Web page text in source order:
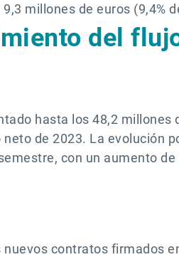
millones de euros (9,4%
del
hasta los 48,2 millones
de 2023. La evolución
con un aumento de
contratos firmados